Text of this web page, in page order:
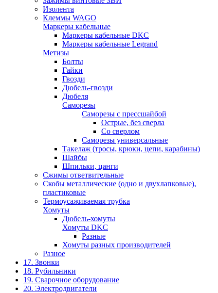
Изолента
Клеммы WAGO
Маркеры кабельные
Маркеры кабельные DKC
Маркеры кабельные Legrand
Метизы
Болты
Гайки
Гвозди
Дюбель-гвозди
Дюбеля
Саморезы
Саморезы с прессшайбой
Острые, без сверла
Со сверлом
Саморезы универсальные
Такелаж (тросы, крюки, цепи, карабины)
Шайбы
Шпильки, цанги
Сжимы ответвительные
Скобы металлические (одно и двухлапковые),
пластиковые
Термоусаживаемая трубка
Хомуты
Дюбель-хомуты
Хомуты DKC
Разные
Хомуты разных производителей
Разное
17. Звонки
18. Рубильники
19. Сварочное оборудование
20. Электродвигатели